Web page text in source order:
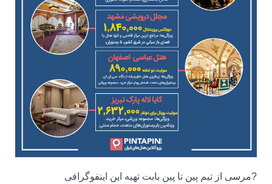
?مرسی از تیم پین تا پین بابت تهیه این اینفوگرافی